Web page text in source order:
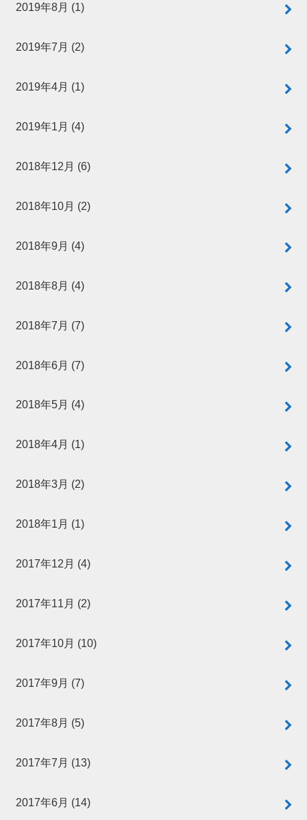
2019年8月 (1)
2019年7月 (2)
2019年4月 (1)
2019年1月 (4)
2018年12月 (6)
2018年10月 (2)
2018年9月 (4)
2018年8月 (4)
2018年7月 (7)
2018年6月 (7)
2018年5月 (4)
2018年4月 (1)
2018年3月 (2)
2018年1月 (1)
2017年12月 (4)
2017年11月 (2)
2017年10月 (10)
2017年9月 (7)
2017年8月 (5)
2017年7月 (13)
2017年6月 (14)